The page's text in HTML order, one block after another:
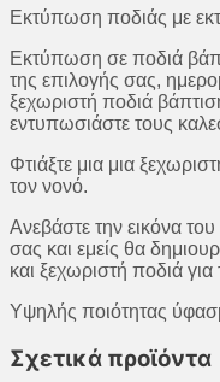
θέμα
ποσότητα
Εκτύπωση ποδιάς με
Εκτύπωση σε ποδιά
της επιλογής σας,
ξεχωριστή ποδιά
εντυπωσιάστε τους
Φτιάξτε μια μια
τον νονό.
Ανεβάστε την εικόνα
σας και εμείς θα
και ξεχωριστή ποδιά
Υψηλής ποιότητας
Σχετικά προϊόντα